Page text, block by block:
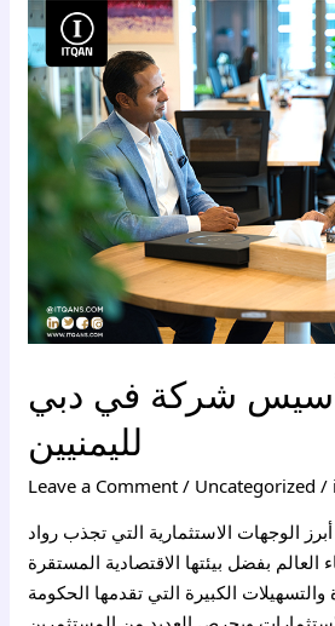
شركة في دبي
لليمنيين
Leave a Comment / Uncategorized /
الوجهات الاستثمارية التي تجذب رواد
بفضل بيئتها الاقتصادية المستقرة
والتسهيلات الكبيرة التي تقدمها الحكومة
تكلفة
تأسيس
شركة
في
دبي
لليمنيين